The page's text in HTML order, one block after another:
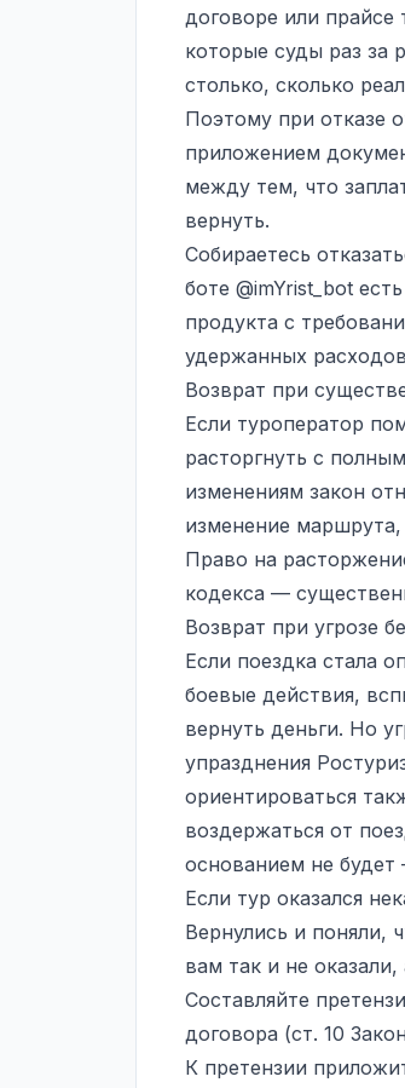
договоре или прайсе
которые суды раз за
столько, сколько
Поэтому при отказе
приложением
между тем, что
вернуть.
Собираетесь
боте @imYrist_bot
продукта с
удержанных
Возврат при
Если туроператор
расторгнуть с
изменениям закон
изменение
Право на
кодекса —
Возврат при угрозе
Если поездка стала
боевые действия,
вернуть деньги. Но
упразднения
ориентироваться
воздержаться от
основанием не
Если тур оказался
Вернулись и поняли,
вам так и не
Составляйте
договора (ст. 10
К претензии